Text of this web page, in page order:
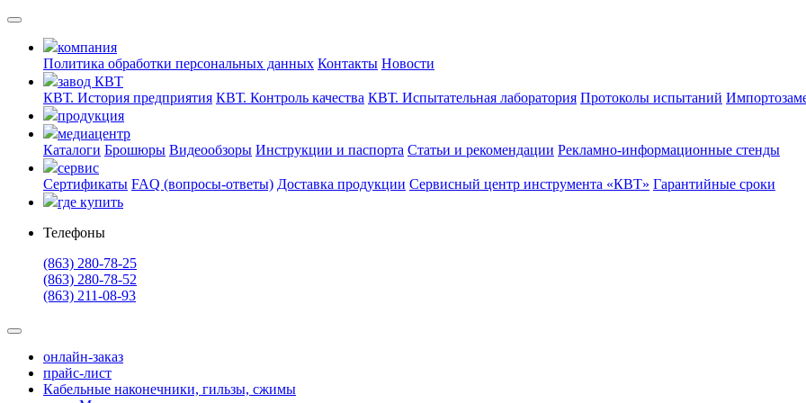
компания
Политика обработки персональных данных Контакты Новости
завод КВТ
КВТ. История предприятия КВТ. Контроль качества КВТ. Испытательная лаборатория Протоколы испытаний
продукция
медиацентр
Каталоги Брошюры Видеообзоры Инструкции и паспорта Статьи и рекомендации Рекламно-информационные стенды
сервис
Сертификаты FAQ (вопросы-ответы) Доставка продукции Сервисный центр инструмента «КВТ» Гарантийные сроки
где купить
Телефоны
(863) 280-78-25
(863) 280-78-52
(863) 211-08-93
онлайн-заказ
прайс-лист
Кабельные наконечники, гильзы, сжимы